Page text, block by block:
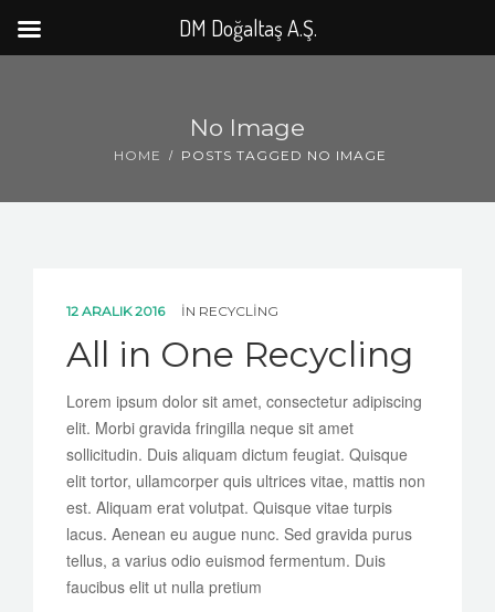
No Image
HOME POSTS TAGGED NO IMAGE
12 ARALIK 2016 IN RECYCLING
All in One Recycling
Lorem ipsum dolor sit amet, consectetur adipiscing
elit. Morbi gravida fringilla neque sit amet
sollicitudin. Duis aliquam dictum feugiat. Quisque
elit tortor, ullamcorper quis ultrices vitae, mattis non
est. Aliquam erat volutpat. Quisque vitae turpis
lacus. Aenean eu augue nunc. Sed gravida purus
tellus, a varius odio euismod fermentum. Duis
faucibus elit ut nulla pretium
DM Doğaltaş A.Ş.